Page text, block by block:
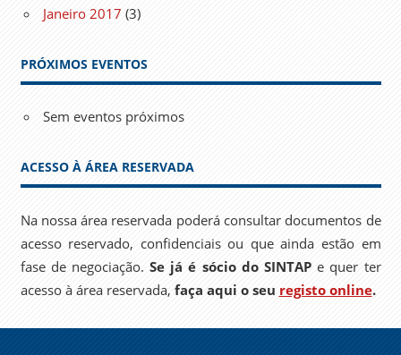
Janeiro 2017 (3)
PRÓXIMOS EVENTOS
Sem eventos próximos
ACESSO À ÁREA RESERVADA
Na nossa área reservada poderá consultar documentos de
acesso reservado, confidenciais ou que ainda estão em
fase de negociação.Se já é sócio do SINTAPe quer ter
acesso à área reservada, faça aqui o seu registo online.